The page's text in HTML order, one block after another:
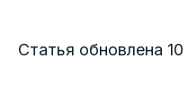
Статья обновлена